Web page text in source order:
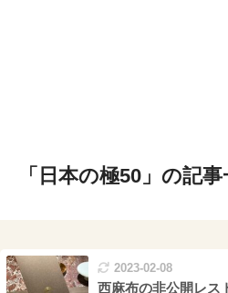
「日本の極50」の記
2023-02-08
西麻布の非公開レス